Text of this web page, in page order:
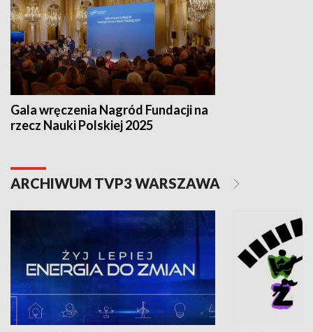
Gala wręczenia Nagród Fundacji na
rzecz Nauki Polskiej 2025
ARCHIWUM TVP3 WARSZAWA